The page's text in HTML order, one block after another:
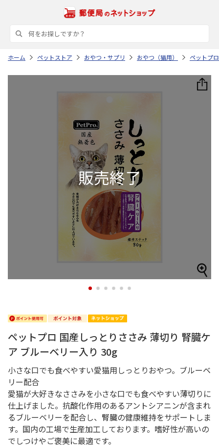
ホーム ペットストア おやつ・サプリ おやつ（猫用） ペットプ
1 2 3 4 5 6
ペットプロ 国産しっとりささみ 薄切り 腎臓ケ
ア ブルーベリー入り 30g
小さな口でも食べやすい愛猫用しっとりおやつ。ブルーベ
リー配合
愛猫が大好きなささみを小さな口でも食べやすい薄切りに
仕上げました。抗酸化作用のあるアントシアニンが含まれ
るブルーベリーを配合し、腎臓の健康維持をサポートしま
す。国内の工場で生産加工しております。嗜好性が高いの
でしつけやご褒美に最適です。